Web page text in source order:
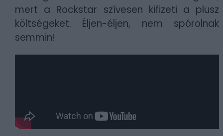
mert a Rockstar szívesen kifizeti a plusz
költségeket. Éljen-éljen, nem spórolnak
semmin!